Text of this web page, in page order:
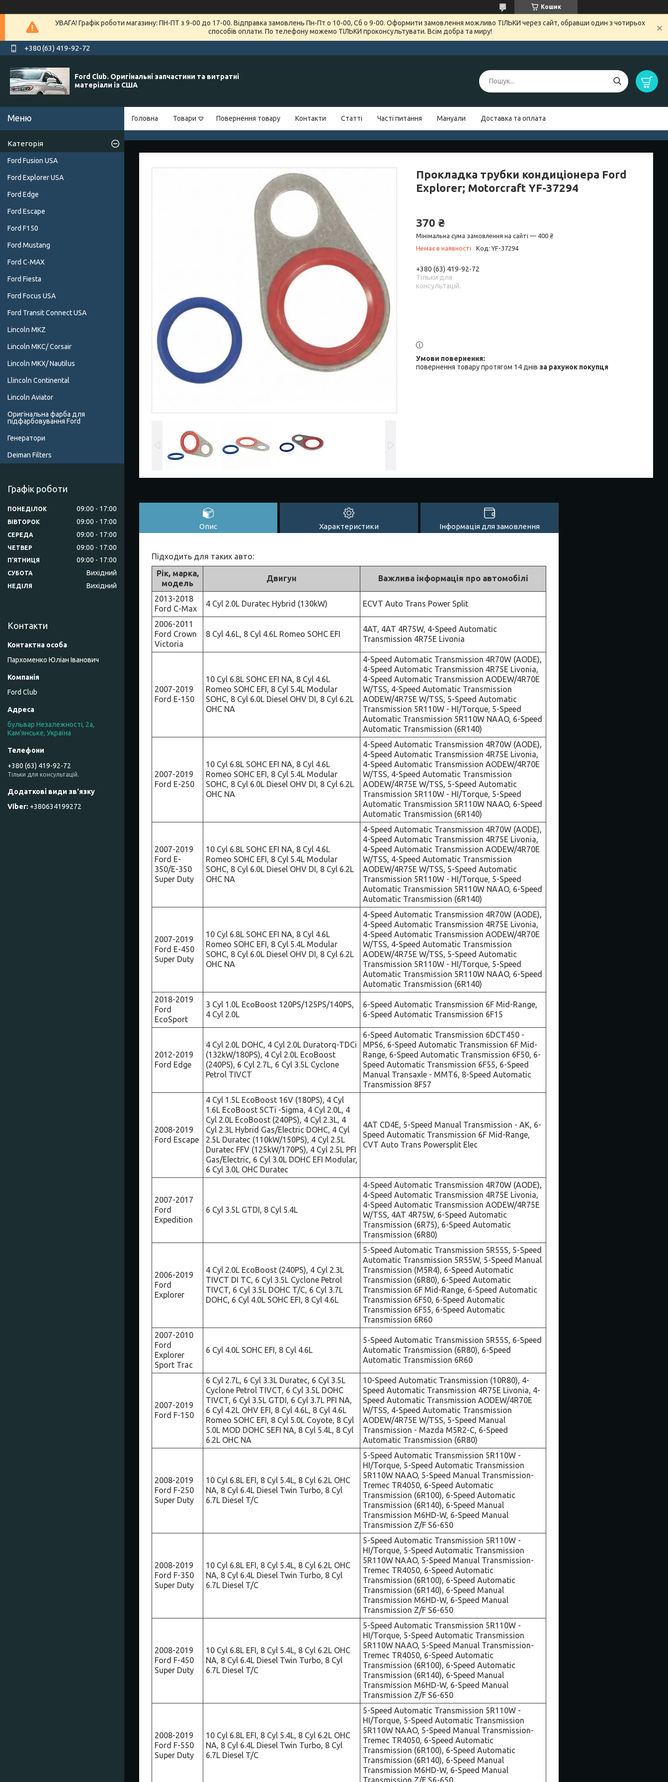
Кошик
УВАГА! Графік роботи магазину: ПН-ПТ з 9-00 до 17-00. Відправка замовлень Пн-Пт о 10-00, Сб о 9-00. Оформити замовлення можливо ТІЛЬКИ через сайт, обравши один з чотирьох
способів оплати. По телефону можемо ТІЛЬКИ проконсультувати. Всім добра та миру!
+380 (63) 419-92-72
Ford Club. Оригінальні запчастини та витратні
матеріали із США
Головна Товари Повернення товару Контакти Статті Часті питання Мануали Доставка та оплата
Прокладка трубки кондиціонера Ford
Explorer; Motorcraft YF-37294
370 ₴
Мінімальна сума замовлення на сайті — 400 ₴
Немає в наявності
Код:YF-37294
+380 (63) 419-92-72
Тільки для
консультацій.
повернення товару протягом 14 днів за рахунок покупця
Опис Характеристики Інформація для замовлення
Підходить для таких авто:
Рік, марка,
модель
Двигун Важлива інформація про автомобілі
2013-2018
Ford C-Max
4 Cyl 2.0L Duratec Hybrid (130kW) ECVT Auto Trans Power Split
2006-2011
Ford Crown
Victoria
8 Cyl 4.6L, 8 Cyl 4.6L Romeo SOHC EFI
4AT, 4AT 4R75W, 4-Speed Automatic
Transmission 4R75E Livonia
2007-2019
Ford E-150
10 Cyl 6.8L SOHC EFI NA, 8 Cyl 4.6L
Romeo SOHC EFI, 8 Cyl 5.4L Modular
SOHC, 8 Cyl 6.0L Diesel OHV DI, 8 Cyl 6.2L
OHC NA
4-Speed Automatic Transmission 4R70W (AODE),
4-Speed Automatic Transmission 4R75E Livonia,
4-Speed Automatic Transmission AODEW/4R70E
W/TSS, 4-Speed Automatic Transmission
AODEW/4R75E W/TSS, 5-Speed Automatic
Transmission 5R110W - HI/Torque, 5-Speed
Automatic Transmission 5R110W NAAO, 6-Speed
Automatic Transmission (6R140)
2007-2019
Ford E-250
10 Cyl 6.8L SOHC EFI NA, 8 Cyl 4.6L
Romeo SOHC EFI, 8 Cyl 5.4L Modular
SOHC, 8 Cyl 6.0L Diesel OHV DI, 8 Cyl 6.2L
OHC NA
4-Speed Automatic Transmission 4R70W (AODE),
4-Speed Automatic Transmission 4R75E Livonia,
4-Speed Automatic Transmission AODEW/4R70E
W/TSS, 4-Speed Automatic Transmission
AODEW/4R75E W/TSS, 5-Speed Automatic
Transmission 5R110W - HI/Torque, 5-Speed
Automatic Transmission 5R110W NAAO, 6-Speed
Automatic Transmission (6R140)
2007-2019
Ford E-
350/E-350
Super Duty
10 Cyl 6.8L SOHC EFI NA, 8 Cyl 4.6L
Romeo SOHC EFI, 8 Cyl 5.4L Modular
SOHC, 8 Cyl 6.0L Diesel OHV DI, 8 Cyl 6.2L
OHC NA
4-Speed Automatic Transmission 4R70W (AODE),
4-Speed Automatic Transmission 4R75E Livonia,
4-Speed Automatic Transmission AODEW/4R70E
W/TSS, 4-Speed Automatic Transmission
AODEW/4R75E W/TSS, 5-Speed Automatic
Transmission 5R110W - HI/Torque, 5-Speed
Automatic Transmission 5R110W NAAO, 6-Speed
Automatic Transmission (6R140)
2007-2019
Ford E-450
Super Duty
10 Cyl 6.8L SOHC EFI NA, 8 Cyl 4.6L
Romeo SOHC EFI, 8 Cyl 5.4L Modular
SOHC, 8 Cyl 6.0L Diesel OHV DI, 8 Cyl 6.2L
OHC NA
4-Speed Automatic Transmission 4R70W (AODE),
4-Speed Automatic Transmission 4R75E Livonia,
4-Speed Automatic Transmission AODEW/4R70E
W/TSS, 4-Speed Automatic Transmission
AODEW/4R75E W/TSS, 5-Speed Automatic
Transmission 5R110W - HI/Torque, 5-Speed
Automatic Transmission 5R110W NAAO, 6-Speed
Automatic Transmission (6R140)
2018-2019
Ford
EcoSport
3 Cyl 1.0L EcoBoost 120PS/125PS/140PS,
4 Cyl 2.0L
6-Speed Automatic Transmission 6F Mid-Range,
6-Speed Automatic Transmission 6F15
2012-2019
Ford Edge
4 Cyl 2.0L DOHC, 4 Cyl 2.0L Duratorq-TDCi
(132kW/180PS), 4 Cyl 2.0L EcoBoost
(240PS), 6 Cyl 2.7L, 6 Cyl 3.5L Cyclone
Petrol TIVCT
6-Speed Automatic Transmission 6DCT450 -
MPS6, 6-Speed Automatic Transmission 6F Mid-
Range, 6-Speed Automatic Transmission 6F50, 6-
Speed Automatic Transmission 6F55, 6-Speed
Manual Transaxle - MMT6, 8-Speed Automatic
Transmission 8F57
2008-2019
Ford Escape
4 Cyl 1.5L EcoBoost 16V (180PS), 4 Cyl
1.6L EcoBoost SCTi -Sigma, 4 Cyl 2.0L, 4
Cyl 2.0L EcoBoost (240PS), 4 Cyl 2.3L, 4
Cyl 2.3L Hybrid Gas/Electric DOHC, 4 Cyl
2.5L Duratec (110kW/150PS), 4 Cyl 2.5L
Duratec FFV (125kW/170PS), 4 Cyl 2.5L PFI
Gas/Electric, 6 Cyl 3.0L DOHC EFI Modular,
6 Cyl 3.0L OHC Duratec
4AT CD4E, 5-Speed Manual Transmission - AK, 6-
Speed Automatic Transmission 6F Mid-Range,
CVT Auto Trans Powersplit Elec
2007-2017
Ford
Expedition
6 Cyl 3.5L GTDI, 8 Cyl 5.4L
4-Speed Automatic Transmission 4R70W (AODE),
4-Speed Automatic Transmission 4R75E Livonia,
4-Speed Automatic Transmission AODEW/4R75E
W/TSS, 4AT 4R75W, 6-Speed Automatic
Transmission (6R75), 6-Speed Automatic
Transmission (6R80)
2006-2019
Ford
Explorer
4 Cyl 2.0L EcoBoost (240PS), 4 Cyl 2.3L
TIVCT DI TC, 6 Cyl 3.5L Cyclone Petrol
TIVCT, 6 Cyl 3.5L DOHC T/C, 6 Cyl 3.7L
DOHC, 6 Cyl 4.0L SOHC EFI, 8 Cyl 4.6L
5-Speed Automatic Transmission 5R55S, 5-Speed
Automatic Transmission 5R55W, 5-Speed Manual
Transmission (M5R4), 6-Speed Automatic
Transmission (6R80), 6-Speed Automatic
Transmission 6F Mid-Range, 6-Speed Automatic
Transmission 6F50, 6-Speed Automatic
Transmission 6F55, 6-Speed Automatic
Transmission 6R60
2007-2010
Ford
Explorer
Sport Trac
6 Cyl 4.0L SOHC EFI, 8 Cyl 4.6L
5-Speed Automatic Transmission 5R55S, 6-Speed
Automatic Transmission (6R80), 6-Speed
Automatic Transmission 6R60
2007-2019
Ford F-150
6 Cyl 2.7L, 6 Cyl 3.3L Duratec, 6 Cyl 3.5L
Cyclone Petrol TIVCT, 6 Cyl 3.5L DOHC
TIVCT, 6 Cyl 3.5L GTDI, 6 Cyl 3.7L PFI NA,
6 Cyl 4.2L OHV EFI, 8 Cyl 4.6L, 8 Cyl 4.6L
Romeo SOHC EFI, 8 Cyl 5.0L Coyote, 8 Cyl
5.0L MOD DOHC SEFI NA, 8 Cyl 5.4L, 8 Cyl
6.2L OHC NA
10-Speed Automatic Transmission (10R80), 4-
Speed Automatic Transmission 4R75E Livonia, 4-
Speed Automatic Transmission AODEW/4R70E
W/TSS, 4-Speed Automatic Transmission
AODEW/4R75E W/TSS, 5-Speed Manual
Transmission - Mazda M5R2-C, 6-Speed
Automatic Transmission (6R80)
2008-2019
Ford F-250
Super Duty
10 Cyl 6.8L EFI, 8 Cyl 5.4L, 8 Cyl 6.2L OHC
NA, 8 Cyl 6.4L Diesel Twin Turbo, 8 Cyl
6.7L Diesel T/C
5-Speed Automatic Transmission 5R110W -
HI/Torque, 5-Speed Automatic Transmission
5R110W NAAO, 5-Speed Manual Transmission-
Tremec TR4050, 6-Speed Automatic
Transmission (6R100), 6-Speed Automatic
Transmission (6R140), 6-Speed Manual
Transmission M6HD-W, 6-Speed Manual
Transmission Z/F S6-650
2008-2019
Ford F-350
Super Duty
10 Cyl 6.8L EFI, 8 Cyl 5.4L, 8 Cyl 6.2L OHC
NA, 8 Cyl 6.4L Diesel Twin Turbo, 8 Cyl
6.7L Diesel T/C
5-Speed Automatic Transmission 5R110W -
HI/Torque, 5-Speed Automatic Transmission
5R110W NAAO, 5-Speed Manual Transmission-
Tremec TR4050, 6-Speed Automatic
Transmission (6R100), 6-Speed Automatic
Transmission (6R140), 6-Speed Manual
Transmission M6HD-W, 6-Speed Manual
Transmission Z/F S6-650
2008-2019
Ford F-450
Super Duty
10 Cyl 6.8L EFI, 8 Cyl 5.4L, 8 Cyl 6.2L OHC
NA, 8 Cyl 6.4L Diesel Twin Turbo, 8 Cyl
6.7L Diesel T/C
5-Speed Automatic Transmission 5R110W -
HI/Torque, 5-Speed Automatic Transmission
5R110W NAAO, 5-Speed Manual Transmission-
Tremec TR4050, 6-Speed Automatic
Transmission (6R100), 6-Speed Automatic
Transmission (6R140), 6-Speed Manual
Transmission M6HD-W, 6-Speed Manual
Transmission Z/F S6-650
2008-2019
Ford F-550
Super Duty
10 Cyl 6.8L EFI, 8 Cyl 5.4L, 8 Cyl 6.2L OHC
NA, 8 Cyl 6.4L Diesel Twin Turbo, 8 Cyl
6.7L Diesel T/C
5-Speed Automatic Transmission 5R110W -
HI/Torque, 5-Speed Automatic Transmission
5R110W NAAO, 5-Speed Manual Transmission-
Tremec TR4050, 6-Speed Automatic
Transmission (6R100), 6-Speed Automatic
Transmission (6R140), 6-Speed Manual
Transmission M6HD-W, 6-Speed Manual
Transmission Z/F S6-650
Категорія
Ford Fusion USA
Ford Explorer USA
Ford Edge
Ford Escape
Ford F150
Ford Mustang
Ford C-MAX
Ford Fiesta
Ford Focus USA
Ford Transit Connect USA
Lincoln MKZ
Lincoln MKC/ Corsair
Lincoln MKX/ Nautilus
Llincoln Continental
Lincoln Aviator
Оригінальна фарба для
підфарбовування Ford
Генератори
Deiman Filters
Графік роботи
ПОНЕДІЛОК 09:00 17:00
ВІВТОРОК 09:00 17:00
СЕРЕДА 09:00 17:00
ЧЕТВЕР 09:00 17:00
ПʼЯТНИЦЯ 09:00 17:00
СУБОТА Вихідний
НЕДІЛЯ Вихідний
Контакти
Пархоменко Юліан Іванович
Ford Club
бульвар Незалежності, 2а,
Кам'янське, Україна
+380 (63) 419-92-72
Тільки для консультацій.
+380634199272